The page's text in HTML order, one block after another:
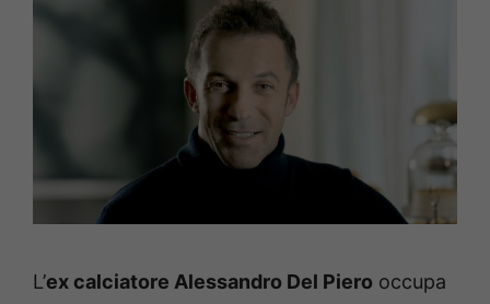
L’ex calciatore Alessandro Del Piero occupa